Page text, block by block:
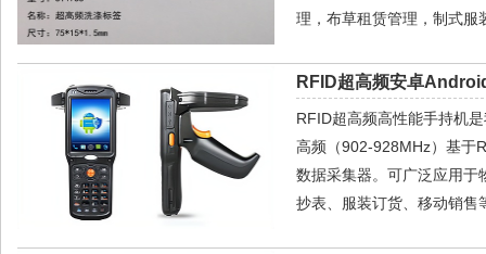
理，布草租赁管理，制式服
RFID超高频安卓
RFID超高频高性能手持机
高频（902-928MHz）基于
数据采集器。可广泛应用于
抄表、服装订货、移动销售